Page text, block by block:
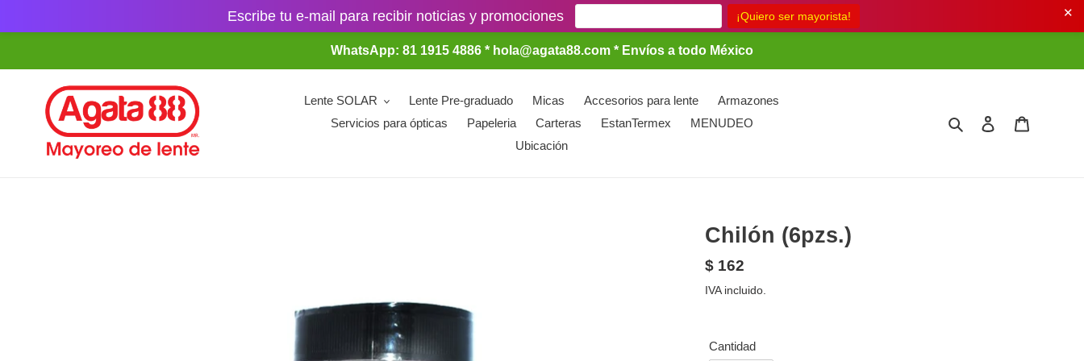
Escribe tu e-mail para recibir noticias y promociones ✕
contenido
WhatsApp: 81 1915 4886 * hola@agata88.com * Envíos a todo México
Lente SOLAR Lente Pre-graduado Micas Accesorios para lente
Armazones
Servicios para ópticas
Papeleria Carteras EstanTermex
MENUDEO
Ubicación
Buscar Ingresar
Chilón (6pzs.)
Precio
habitual
$ 162
IVA incluido.
Cantidad